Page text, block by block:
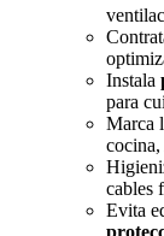
Instala
para
Marca
cables
Evita